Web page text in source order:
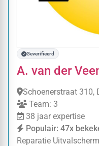
Geverifieerd
A. van der
Schoenerstraat 310,
Team: 3
38 jaar expertise
Populair: 47x
Reparatie